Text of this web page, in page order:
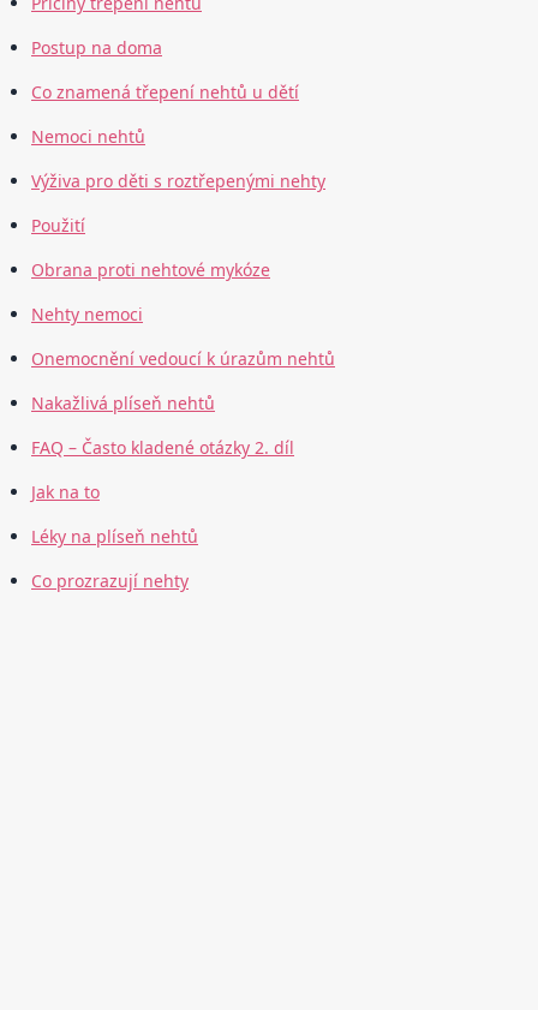
Postup na doma
Co znamená třepení nehtů u dětí
Nemoci nehtů
Výživa pro děti s roztřepenými nehty
Použití
Obrana proti nehtové mykóze
Nehty nemoci
Onemocnění vedoucí k úrazům nehtů
Nakažlivá plíseň nehtů
FAQ – Často kladené otázky 2. díl
Jak na to
Léky na plíseň nehtů
Co prozrazují nehty